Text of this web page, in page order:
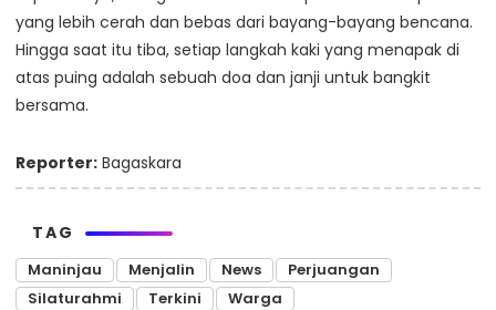
yang lebih cerah dan bebas dari bayang-bayang bencana.
Hingga saat itu tiba, setiap langkah kaki yang menapak di
atas puing adalah sebuah doa dan janji untuk bangkit
bersama.
Reporter: Bagaskara
TAG
Maninjau Menjalin News
Perjuangan
Silaturahmi
Terkini Warga